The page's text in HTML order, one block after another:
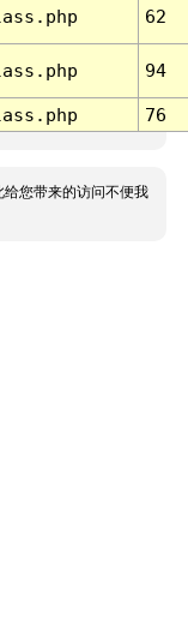
62
94
76
您带来的访问不便我